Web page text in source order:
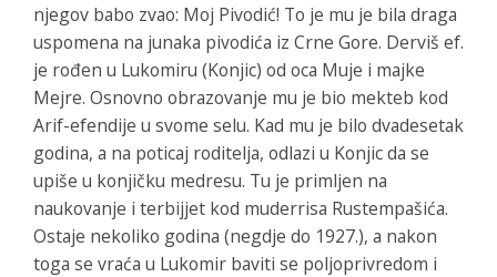
njegov babo zvao: Moj Pivodić! To je mu je bila draga
uspomena na junaka pivodića iz Crne Gore. Derviš ef.
je rođen u Lukomiru (Konjic) od oca Muje i majke
Mejre. Osnovno obrazovanje mu je bio mekteb kod
Arif-efendije u svome selu. Kad mu je bilo dvadesetak
godina, a na poticaj roditelja, odlazi u Konjic da se
upiše u konjičku medresu. Tu je primljen na
naukovanje i terbijjet kod muderrisa Rustempašića.
Ostaje nekoliko godina (negdje do 1927.), a nakon
toga se vraća u Lukomir baviti se poljoprivredom i